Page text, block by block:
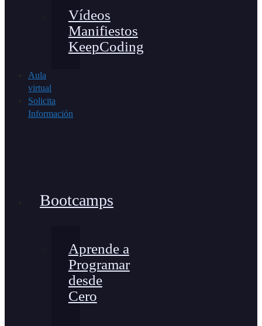
Vídeos
Manifiestos
KeepCoding
Aula
virtual
Solicita
Información
Bootcamps
Aprende a
Programar
desde
Cero